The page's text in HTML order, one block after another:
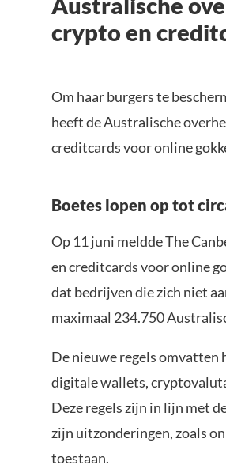
crypto en
Om haar burgers te
heeft de Australische
creditcards voor online
Boetes lopen op tot
Op 11 juni melddeThe
en creditcards voor online
dat bedrijven die zich niet
maximaal 234.750
De nieuwe regels omvatten
digitale wallets,
Deze regels zijn in lijn met
zijn uitzonderingen, zoals
toestaan.